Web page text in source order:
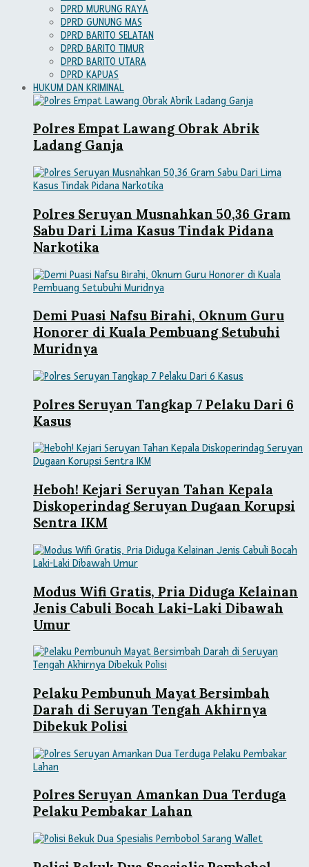
DPRD MURUNG RAYA
DPRD GUNUNG MAS
DPRD BARITO SELATAN
DPRD BARITO TIMUR
DPRD BARITO UTARA
DPRD KAPUAS
HUKUM DAN KRIMINAL
Polres Empat Lawang Obrak Abrik
Ladang Ganja
Polres Seruyan Musnahkan 50,36 Gram
Sabu Dari Lima Kasus Tindak Pidana
Narkotika
Demi Puasi Nafsu Birahi, Oknum Guru
Honorer di Kuala Pembuang Setubuhi
Muridnya
Polres Seruyan Tangkap 7 Pelaku Dari 6
Kasus
Heboh! Kejari Seruyan Tahan Kepala
Diskoperindag Seruyan Dugaan Korupsi
Sentra IKM
Modus Wifi Gratis, Pria Diduga Kelainan
Jenis Cabuli Bocah Laki-Laki Dibawah
Umur
Pelaku Pembunuh Mayat Bersimbah
Darah di Seruyan Tengah Akhirnya
Dibekuk Polisi
Polres Seruyan Amankan Dua Terduga
Pelaku Pembakar Lahan